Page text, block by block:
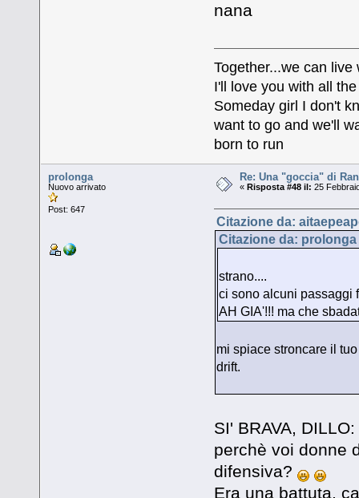
nana
Together...we can live
I'll love you with all
Someday girl I don't
want to go and we'll
born to run
prolonga
Nuovo arrivato
Post: 647
Re: Una "goccia" di
« Risposta #48 il: 25
Citazione da:
Citazione da: prolonga
strano....
ci sono alcuni passaggi
AH GIA'!!! ma che
mi spiace stroncare il
drift.
SI' BRAVA,
perchè voi donne
difensiva?
Era una battuta,